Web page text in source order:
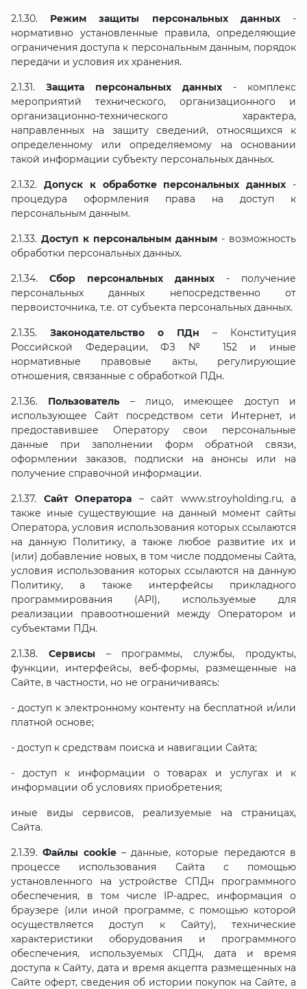
2.1.30. Режим защиты персональных данных-
нормативно установленные правила, определяющие
ограничения доступа к персональным данным, порядок
передачи и условия их хранения.
2.1.31. Защита персональных данных - комплекс
мероприятий технического, организационного и
организационно-технического характера,
направленных на защиту сведений, относящихся к
определенному или определяемому на основании
такой информации субъекту персональных данных.
2.1.32. Допуск к обработке персональных данных -
процедура оформления права на доступ к
персональным данным.
2.1.33. Доступ к персональным данным - возможность
обработки персональных данных.
2.1.34. Сбор персональных данных - получение
персональных данных непосредственно от
первоисточника, т.е. от субъекта персональных данных.
2.1.35. Законодательство о ПДн – Конституция
Российской Федерации, ФЗ № 152 и иные
нормативные правовые акты, регулирующие
отношения, связанные с обработкой ПДн.
2.1.36. Пользователь – лицо, имеющее доступ и
использующее Сайт посредством сети Интернет, и
предоставившее Оператору свои персональные
данные при заполнении форм обратной связи,
оформлении заказов, подписки на анонсы или на
получение справочной информации.
2.1.37. Сайт Оператора – сайт www.stroyholding.ru, а
также иные существующие на данный момент сайты
Оператора, условия использования которых ссылаются
на данную Политику, а также любое развитие их и
(или) добавление новых, в том числе поддомены Сайта,
условия использования которых ссылаются на данную
Политику, а также интерфейсы прикладного
программирования (API), используемые для
реализации правоотношений между Оператором и
субъектами ПДн.
2.1.38. Сервисы – программы, службы, продукты,
функции, интерфейсы, веб-формы, размещенные на
Сайте, в частности, но не ограничиваясь:
- доступ к электронному контенту на бесплатной и/или
платной основе;
- доступ к средствам поиска и навигации Сайта;
- доступ к информации о товарах и услугах и к
информации об условиях приобретения;
иные виды сервисов, реализуемые на страницах,
Сайта.
2.1.39.Файлы cookie– данные, которые передаются в
процессе использования Сайта с помощью
установленного на устройстве СПДн программного
обеспечения, в том числе IP-адрес, информация о
браузере (или иной программе, с помощью которой
осуществляется доступ к Сайту), технические
характеристики оборудования и программного
обеспечения, используемых СПДн, дата и время
доступа к Сайту, дата и время акцепта размещенных на
Сайте оферт, сведения об истории покупок на Сайте, а